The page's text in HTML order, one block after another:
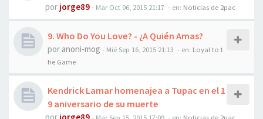
por jorge89- Mar Oct 06, 2015 21:17 - en: Noticias de 2pac
9. Who Do You Love? - ¿A Quién Amas?
por anoni-mog - Mié Sep 16, 2015 21:13 - en: Loyal to t
he Game
Kendrick Lamar homenajea a Tupac en el 1
9 aniversario de su muerte